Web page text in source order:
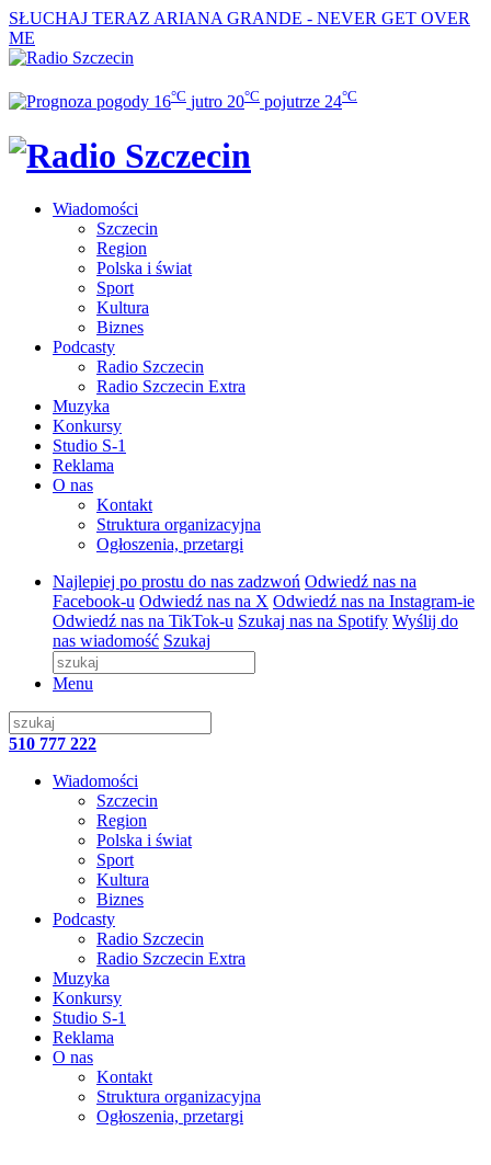
SŁUCHAJ TERAZ ARIANA GRANDE - NEVER GET OVER
ME
16°C jutro 20°C pojutrze 24°C
Wiadomości
Szczecin
Region
Polska i świat
Sport
Kultura
Biznes
Podcasty
Radio Szczecin
Radio Szczecin Extra
Muzyka
Konkursy
Studio S-1
Reklama
O nas
Kontakt
Struktura organizacyjna
Ogłoszenia, przetargi
Najlepiej po prostu do nas zadzwoń Odwiedź nas na
Facebook-u Odwiedź nas na X Odwiedź nas na Instagram-ie
Odwiedź nas na TikTok-u Szukaj nas na Spotify Wyślij do
nas wiadomość Szukaj
Menu
510 777 222
Wiadomości
Szczecin
Region
Polska i świat
Sport
Kultura
Biznes
Podcasty
Radio Szczecin
Radio Szczecin Extra
Muzyka
Konkursy
Studio S-1
Reklama
O nas
Kontakt
Struktura organizacyjna
Ogłoszenia, przetargi